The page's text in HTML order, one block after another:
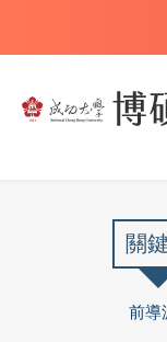
關
前導